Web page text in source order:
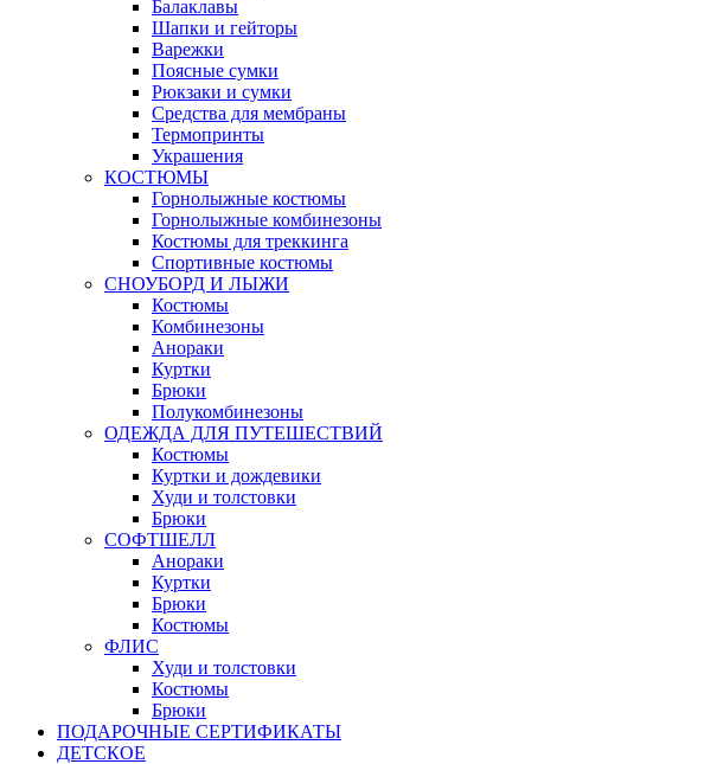
Балаклавы
Шапки и гейторы
Варежки
Поясные сумки
Рюкзаки и сумки
Средства для мембраны
Термопринты
Украшения
КОСТЮМЫ
Горнолыжные костюмы
Горнолыжные комбинезоны
Костюмы для треккинга
Спортивные костюмы
СНОУБОРД И ЛЫЖИ
Костюмы
Комбинезоны
Анораки
Куртки
Брюки
Полукомбинезоны
ОДЕЖДА ДЛЯ ПУТЕШЕСТВИЙ
Костюмы
Куртки и дождевики
Худи и толстовки
Брюки
СОФТШЕЛЛ
Анораки
Куртки
Брюки
Костюмы
ФЛИС
Худи и толстовки
Костюмы
Брюки
ПОДАРОЧНЫЕ СЕРТИФИКАТЫ
ДЕТСКОЕ